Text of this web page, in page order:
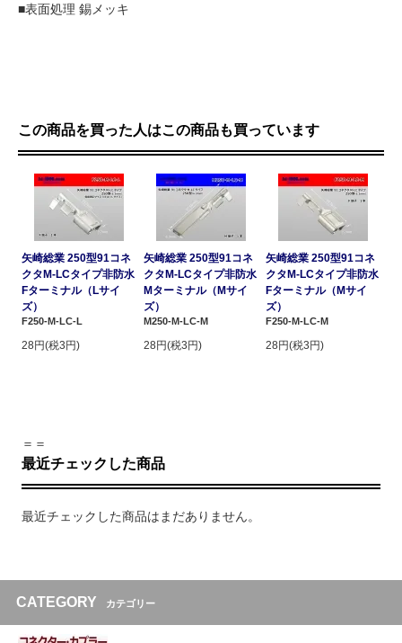
■表面処理 錫メッキ
この商品を買った人はこの商品も買っています
矢崎総業 250型91コネ
クタM-LCタイプ非防水
Fターミナル（Lサイ
ズ）
F250-M-LC-L
28円(税3円)
矢崎総業 250型91コネ
クタM-LCタイプ非防水
Mターミナル（Mサイ
ズ）
M250-M-LC-M
28円(税3円)
矢崎総業 250型91コネ
クタM-LCタイプ非防水
Fターミナル（Mサイ
ズ）
F250-M-LC-M
28円(税3円)
＝＝
最近チェックした商品
最近チェックした商品はまだありません。
CATEGORY カテゴリー